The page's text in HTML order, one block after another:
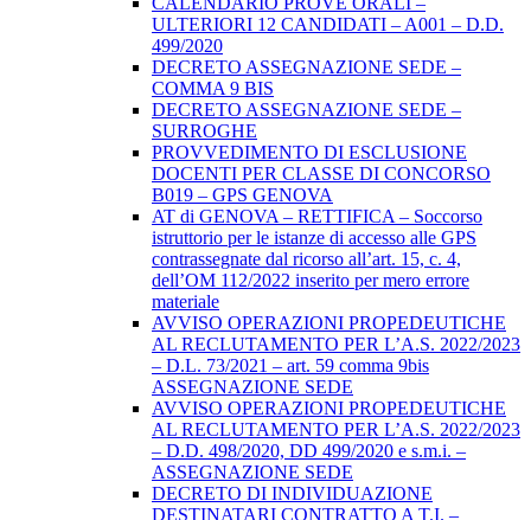
ULTERIORI 12 CANDIDATI – A001 – D.D.
499/2020
DECRETO ASSEGNAZIONE SEDE –
COMMA 9 BIS
DECRETO ASSEGNAZIONE SEDE –
SURROGHE
PROVVEDIMENTO DI ESCLUSIONE
DOCENTI PER CLASSE DI CONCORSO
B019 – GPS GENOVA
AT di GENOVA – RETTIFICA – Soccorso
istruttorio per le istanze di accesso alle GPS
contrassegnate dal ricorso all’art. 15, c. 4,
dell’OM 112/2022 inserito per mero errore
materiale
AVVISO OPERAZIONI PROPEDEUTICHE
AL RECLUTAMENTO PER L’A.S. 2022/2023
– D.L. 73/2021 – art. 59 comma 9bis
ASSEGNAZIONE SEDE
AVVISO OPERAZIONI PROPEDEUTICHE
AL RECLUTAMENTO PER L’A.S. 2022/2023
– D.D. 498/2020, DD 499/2020 e s.m.i. –
ASSEGNAZIONE SEDE
DECRETO DI INDIVIDUAZIONE
DESTINATARI CONTRATTO A T.I. –